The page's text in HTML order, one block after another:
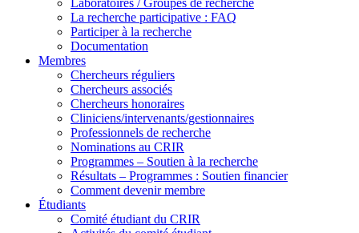
La recherche participative : FAQ
Participer à la recherche
Documentation
Membres
Chercheurs réguliers
Chercheurs associés
Chercheurs honoraires
Cliniciens/intervenants/gestionnaires
Professionnels de recherche
Nominations au CRIR
Programmes – Soutien à la recherche
Résultats – Programmes : Soutien financier
Comment devenir membre
Étudiants
Comité étudiant du CRIR